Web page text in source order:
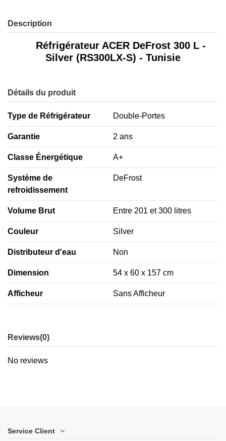
Description
Réfrigérateur ACER DeFrost 300 L -
Silver (RS300LX-S) - Tunisie
Détails du produit
Type de Réfrigérateur Double-Portes
Garantie 2 ans
Classe Énergétique A+
Système de
refroidissement
DeFrost
Volume Brut Entre 201 et 300 litres
Couleur Silver
Distributeur d'eau Non
Dimension 54 x 60 x 157 cm
Afficheur Sans Afficheur
Reviews(0)
No reviews
Service Client